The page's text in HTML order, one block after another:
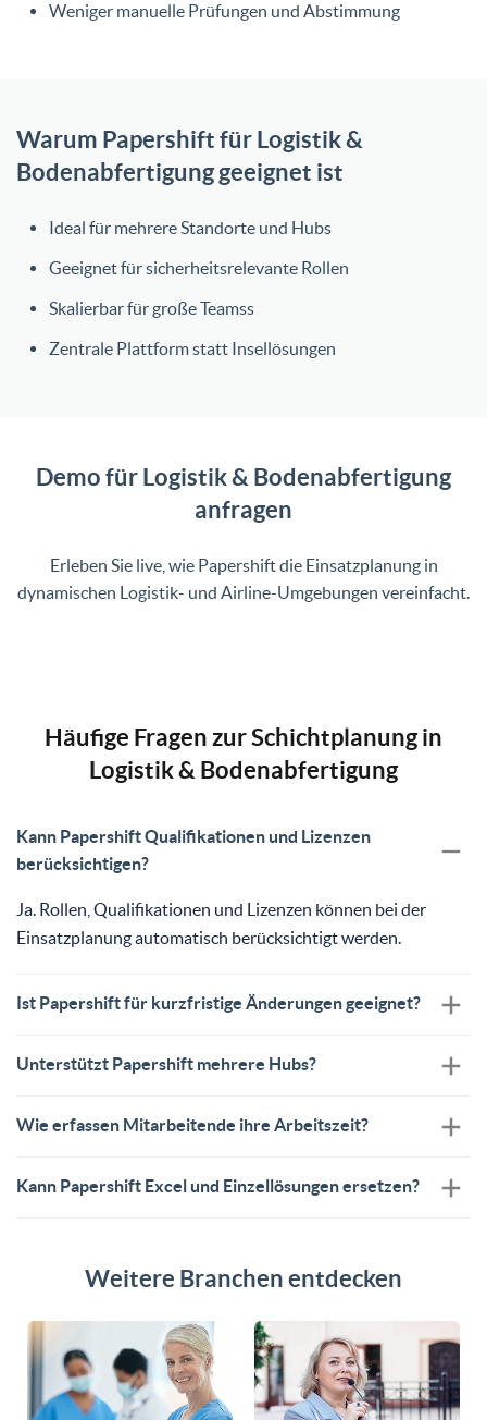
Weniger manuelle Prüfungen und Abstimmung
Warum Papershift für Logistik &
Bodenabfertigung geeignet ist
Ideal für mehrere Standorte und Hubs
Geeignet für sicherheitsrelevante Rollen
Skalierbar für große Teamss
Zentrale Plattform statt Insellösungen
Demo für Logistik & Bodenabfertigung
anfragen
Erleben Sie live, wie Papershift die Einsatzplanung in
dynamischen Logistik- und Airline-Umgebungen vereinfacht.
Häufige Fragen zur Schichtplanung in
Logistik & Bodenabfertigung
Kann Papershift Qualifikationen und Lizenzen
berücksichtigen?
Ja. Rollen, Qualifikationen und Lizenzen können bei der
Einsatzplanung automatisch berücksichtigt werden.
Ist Papershift für kurzfristige Änderungen geeignet?
Unterstützt Papershift mehrere Hubs?
Wie erfassen Mitarbeitende ihre Arbeitszeit?
Kann Papershift Excel und Einzellösungen ersetzen?
Weitere Branchen entdecken